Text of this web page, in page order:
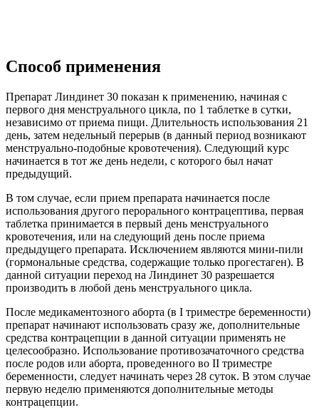
Способ применения
Препарат Линдинет 30 показан к применению, начиная с
первого дня менструального цикла, по 1 таблетке в сутки,
независимо от приема пищи. Длительность использования 21
день, затем недельный перерыв (в данный период возникают
менструально-подобные кровотечения). Следующий курс
начинается в тот же день недели, с которого был начат
предыдущий.
В том случае, если прием препарата начинается после
использования другого перорального контрацептива, первая
таблетка принимается в первый день менструального
кровотечения, или на следующий день после приема
предыдущего препарата. Исключением являются мини-пили
(гормональные средства, содержащие только прогестаген). В
данной ситуации переход на Линдинет 30 разрешается
производить в любой день менструального цикла.
После медикаментозного аборта (в I триместре беременности)
препарат начинают использовать сразу же, дополнительные
средства контрацепции в данной ситуации применять не
целесообразно. Использование противозачаточного средства
после родов или аборта, проведенного во II триместре
беременности, следует начинать через 28 суток. В этом случае
первую неделю применяются дополнительные методы
контрацепции.